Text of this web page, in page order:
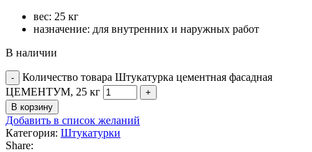
вес: 25 кг
назначение: для внутренних и наружных работ
В наличии
Количество товара Штукатурка цементная фасадная
ЦЕМЕНТУМ, 25 кг
В корзину
Добавить в список желаний
Категория: Штукатурки
Share: